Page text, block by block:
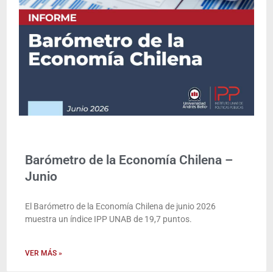
Barómetro de la Economía Chilena –
Junio
El Barómetro de la Economía Chilena de junio 2026
muestra un índice IPP UNAB de 19,7 puntos.
VER MÁS »